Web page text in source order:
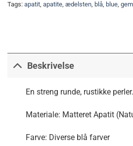
Tags: apatit, apatite, ædelsten, blå, blue, gem
Beskrivelse
En streng runde, rustikke perler.
Materiale: Matteret Apatit
Farve: Diverse blå farver